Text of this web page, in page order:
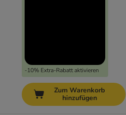
-10% Extra-Rabatt aktivieren
Zum Warenkorb
hinzufügen